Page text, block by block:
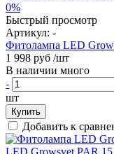
0%
Быстрый просмотр
Артикул: -
Фитолампа LED
1 998 руб /шт
В наличии много
-
шт
Купить
Добавить к